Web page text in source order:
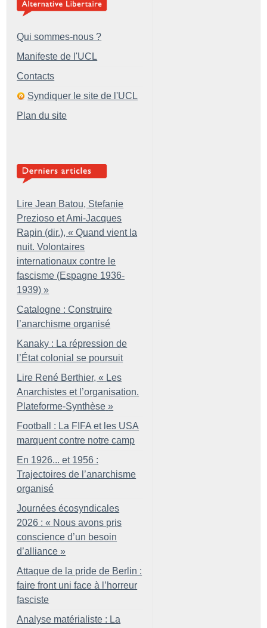
Qui sommes-nous ?
Manifeste de l'UCL
Contacts
Syndiquer le site de l'UCL
Plan du site
Lire Jean Batou, Stefanie
Prezioso et Ami-Jacques
Rapin (dir.), « Quand vient la
nuit. Volontaires
internationaux contre le
fascisme (Espagne 1936-
1939) »
Catalogne : Construire
l’anarchisme organisé
Kanaky : La répression de
l’État colonial se poursuit
Lire René Berthier, « Les
Anarchistes et l’organisation.
Plateforme-Synthèse »
Football : La FIFA et les USA
marquent contre notre camp
En 1926... et 1956 :
Trajectoires de l’anarchisme
organisé
Journées écosyndicales
2026 : « Nous avons pris
conscience d’un besoin
d’alliance »
Attaque de la pride de Berlin :
faire front uni face à l’horreur
fasciste
Analyse matérialiste : La